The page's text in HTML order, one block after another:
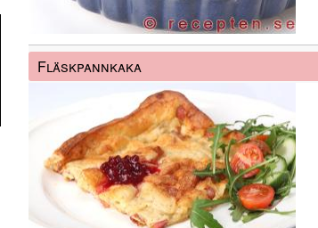
Fläskpannkaka